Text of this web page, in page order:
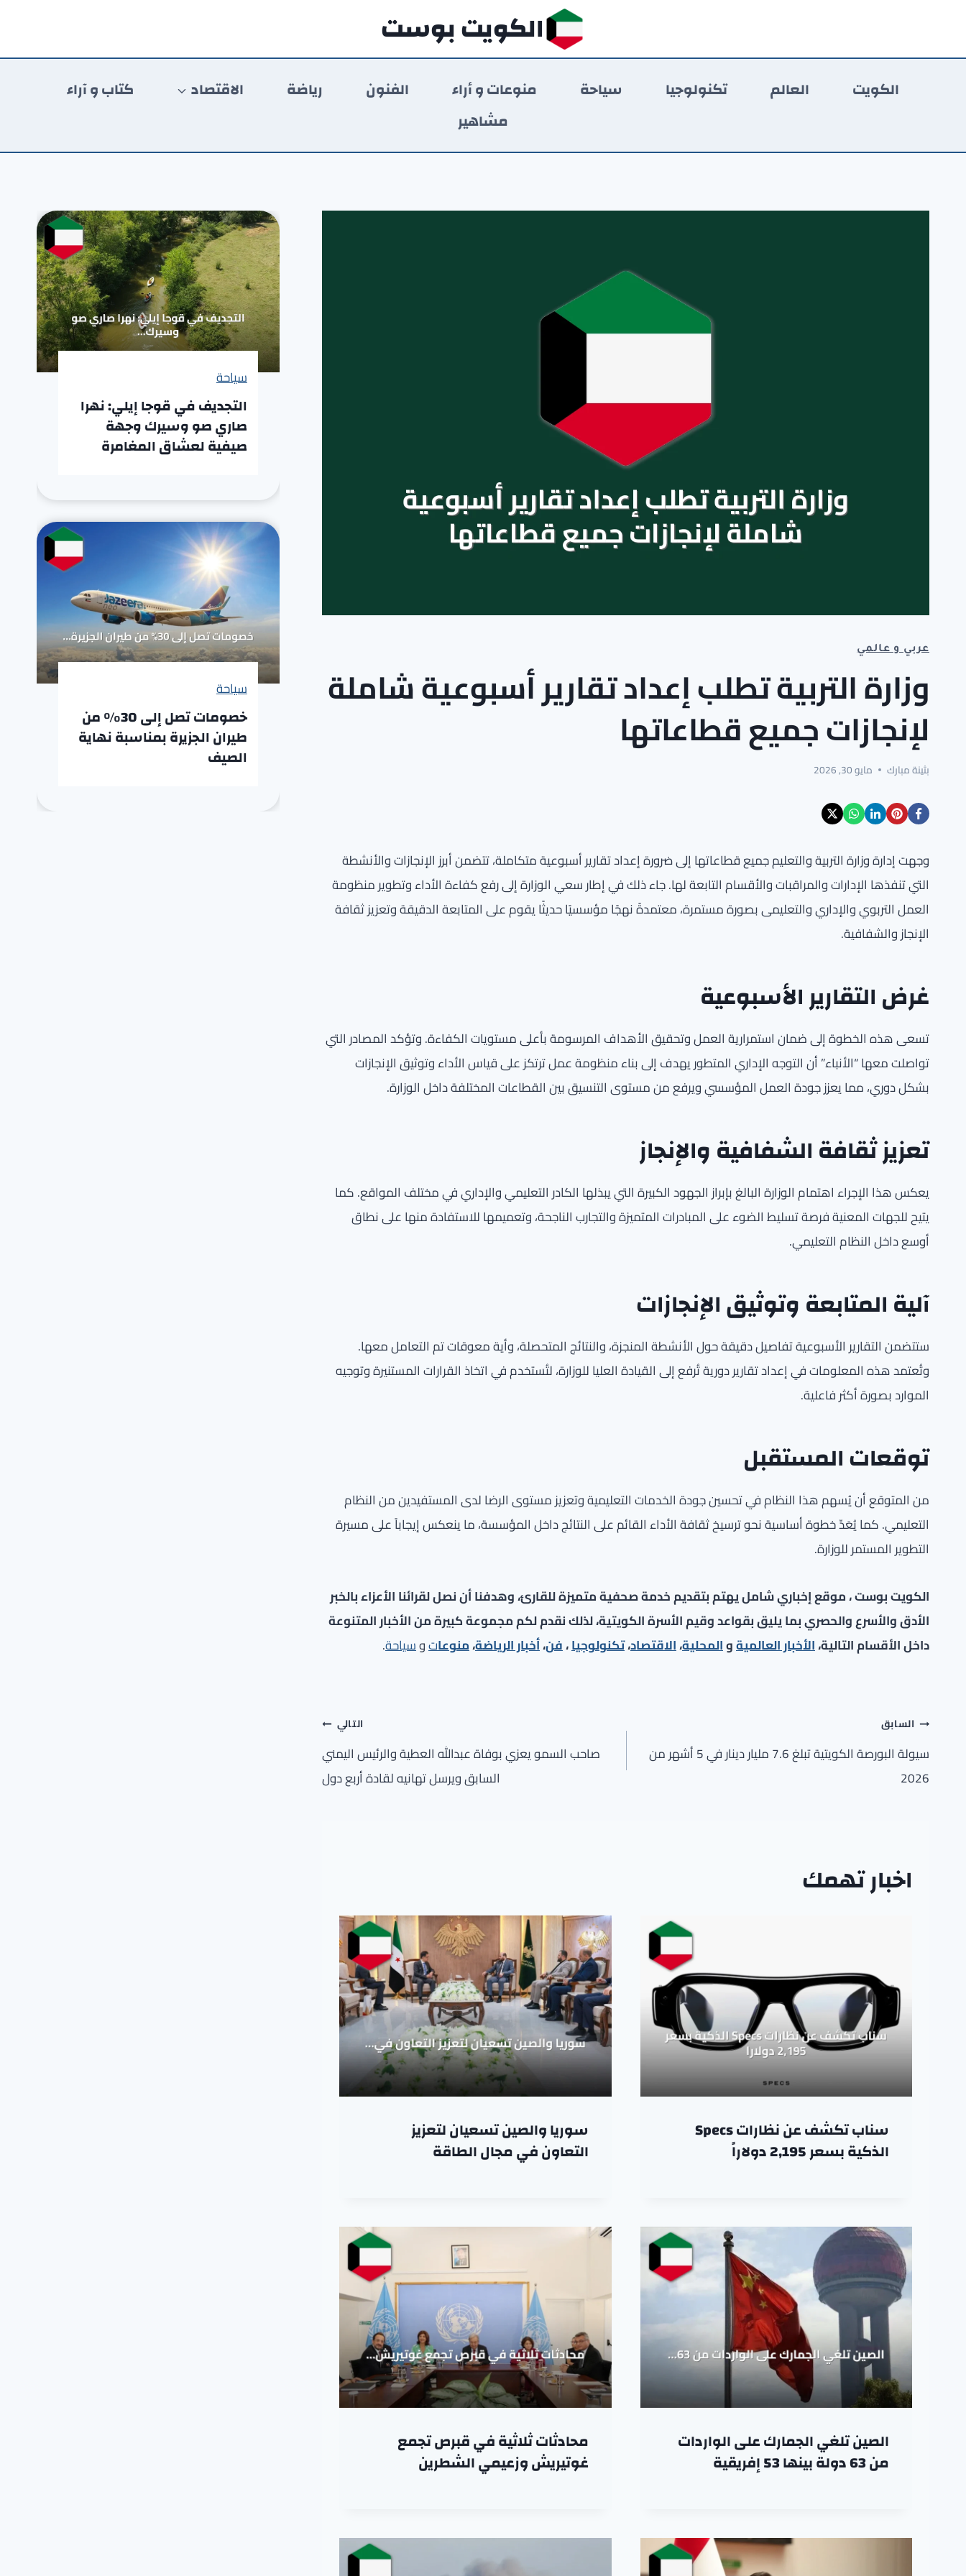
المحتوى
الكويت بوست
الكويت العالم تكنولوجيا سياحة منوعات و أراء الفنون رياضة الاقتصاد
كتاب و آراء
مشاهير
عربي و عالمي
وزارة التربية تطلب إعداد تقارير أسبوعية شاملة
لإنجازات جميع قطاعاتها
بثينة مبارك مايو 30, 2026
وجهت إدارة وزارة التربية والتعليم جميع قطاعاتها إلى ضرورة إعداد تقارير أسبوعية متكاملة، تتضمن أبرز الإنجازات والأنشطة
التي تنفذها الإدارات والمراقبات والأقسام التابعة لها. جاء ذلك في إطار سعي الوزارة إلى رفع كفاءة الأداء وتطوير منظومة
العمل التربوي والإداري والتعليمى بصورة مستمرة، معتمدةً نهجًا مؤسسيًا حديثًا يقوم على المتابعة الدقيقة وتعزيز ثقافة
الإنجاز والشفافية.
غرض التقارير الأسبوعية
تسعى هذه الخطوة إلى ضمان استمرارية العمل وتحقيق الأهداف المرسومة بأعلى مستويات الكفاءة. وتؤكد المصادر التي
تواصلت معها “الأنباء” أن التوجه الإداري المتطور يهدف إلى بناء منظومة عمل ترتكز على قياس الأداء وتوثيق الإنجازات
بشكل دوري، مما يعزز جودة العمل المؤسسي ويرفع من مستوى التنسيق بين القطاعات المختلفة داخل الوزارة.
تعزيز ثقافة الشفافية والإنجاز
يعكس هذا الإجراء اهتمام الوزارة البالغ بإبراز الجهود الكبيرة التي يبذلها الكادر التعليمي والإداري في مختلف المواقع. كما
يتيح للجهات المعنية فرصة تسليط الضوء على المبادرات المتميزة والتجارب الناجحة، وتعميمها للاستفادة منها على نطاق
أوسع داخل النظام التعليمي.
آلية المتابعة وتوثيق الإنجازات
ستتضمن التقارير الأسبوعية تفاصيل دقيقة حول الأنشطة المنجزة، والنتائج المتحصلة، وأية معوقات تم التعامل معها.
وتُعتمد هذه المعلومات في إعداد تقارير دورية تُرفع إلى القيادة العليا للوزارة، لتُستخدم في اتخاذ القرارات المستنيرة وتوجيه
الموارد بصورة أكثر فاعلية.
توقعات المستقبل
من المتوقع أن يُسهم هذا النظام في تحسين جودة الخدمات التعليمية وتعزيز مستوى الرضا لدى المستفيدين من النظام
التعليمي. كما يُعَدّ خطوة أساسية نحو ترسيخ ثقافة الأداء القائم على النتائج داخل المؤسسة، ما ينعكس إيجاباً على مسيرة
التطوير المستمر للوزارة.
الكويت بوست ، موقع إخباري شامل يهتم بتقديم خدمة صحفية متميزة للقارئ، وهدفنا أن نصل لقرائنا الأعزاء بالخبر
الأدق والأسرع والحصري بما يليق بقواعد وقيم الأسرة الكويتية، لذلك نقدم لكم مجموعة كبيرة من الأخبار المتنوعة
داخل الأقسام التالية،الأخبار العالميةوالمحلية،الاقتصاد،تكنولوجيا،فن،أخبار الرياضة،منوعاتوسياحة.
تصفّح
المقالات
السابق
سيولة البورصة الكويتية تبلغ 7.6 مليار دينار في 5 أشهر من
2026
التالي
صاحب السمو يعزي بوفاة عبدالله العطية والرئيس اليمني
السابق ويرسل تهانيه لقادة أربع دول
اخبار تهمك
سناب تكشف عن نظارات Specs
الذكية بسعر 2,195 دولاراً
سوريا والصين تسعيان لتعزيز
التعاون في مجال الطاقة
الصين تلغي الجمارك على الواردات
من 63 دولة بينها 53 إفريقية
محادثات ثلاثية في قبرص تجمع
غوتيريش وزعيمي الشطرين
سياحة
التجديف في قوجا إيلي: نهرا
صاري صو وسيرك وجهة
صيفية لعشاق المغامرة
سياحة
خصومات تصل إلى 30% من
طيران الجزيرة بمناسبة نهاية
الصيف